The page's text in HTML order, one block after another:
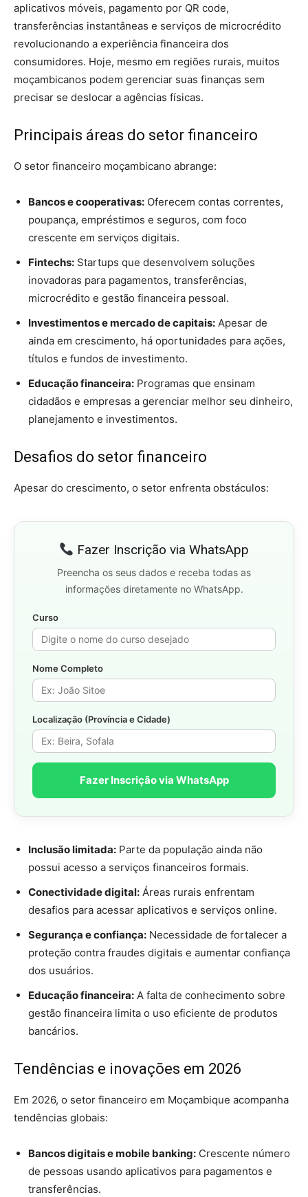
aplicativos móveis, pagamento por QR code,
transferências instantâneas e serviços de microcrédito
revolucionando a experiência financeira dos
consumidores. Hoje, mesmo em regiões rurais, muitos
moçambicanos podem gerenciar suas finanças sem
precisar se deslocar a agências físicas.
Principais áreas do setor financeiro
O setor financeiro moçambicano abrange:
Bancos e cooperativas: Oferecem contas correntes,
poupança, empréstimos e seguros, com foco
crescente em serviços digitais.
Fintechs: Startups que desenvolvem soluções
inovadoras para pagamentos, transferências,
microcrédito e gestão financeira pessoal.
Investimentos e mercado de capitais: Apesar de
ainda em crescimento, há oportunidades para ações,
títulos e fundos de investimento.
Educação financeira: Programas que ensinam
cidadãos e empresas a gerenciar melhor seu dinheiro,
planejamento e investimentos.
Desafios do setor financeiro
Apesar do crescimento, o setor enfrenta obstáculos:
Fazer Inscrição via WhatsApp
Preencha os seus dados e receba todas as
informações diretamente no WhatsApp.
Curso
Nome Completo
Localização (Província e Cidade)
Fazer Inscrição via WhatsApp
Inclusão limitada: Parte da população ainda não
possui acesso a serviços financeiros formais.
Conectividade digital: Áreas rurais enfrentam
desafios para acessar aplicativos e serviços online.
Segurança e confiança: Necessidade de fortalecer a
proteção contra fraudes digitais e aumentar confiança
dos usuários.
Educação financeira: A falta de conhecimento sobre
gestão financeira limita o uso eficiente de produtos
bancários.
Tendências e inovações em 2026
Em 2026, o setor financeiro em Moçambique acompanha
tendências globais:
Bancos digitais e mobile banking: Crescente número
de pessoas usando aplicativos para pagamentos e
transferências.